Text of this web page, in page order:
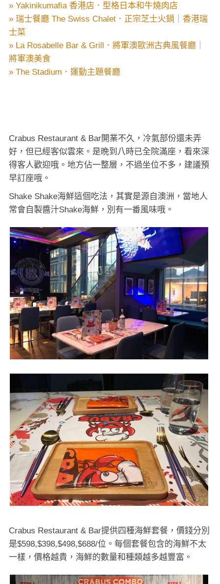
» Yakinikumafia 香港店．型格日本和牛燒肉店
» 瑞士餐廳 The Swiss Chalet．正宗芝士火鍋｜香港瑞
士菜
» La Rosabelle Bar & Grill．將軍澳歐洲古典風餐廳｜
將軍澳美食
» The Stadium．運動主題餐廳
Crabus Restaurant & Bar開業不久，冷氣部份還未弄
好，但已經客似雲來。是晩到八時已全院滿座，看來深
得客人歡迎哦。地方佔一整層，不過坐位不多，建議預
早訂座哦。
Shake Shake海鮮這個吃法，其實是源自澳洲，當地人
常會自製醬汁Shake海鮮，別有一番風味哦。
Crabus Restaurant & Bar提供四種海鮮套餐，價錢分別
是$598,$398,$498,$688/位。每個套餐包含的海鮮不太
一樣，價格越貴，海鮮的數量和種類越多越豐富。